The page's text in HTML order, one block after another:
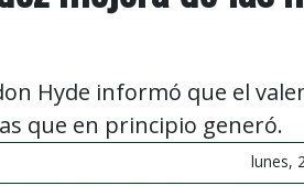
Hyde informó que el
que en principio generó.
lunes,